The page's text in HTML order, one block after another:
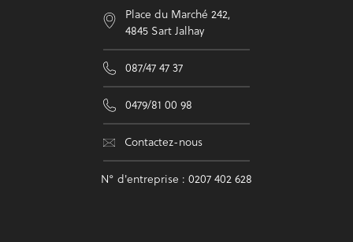
Place du Marché 242,
4845 Sart Jalhay
087/47 47 37
0479/81 00 98
Contactez-nous
N° d'entreprise : 0207 402 628